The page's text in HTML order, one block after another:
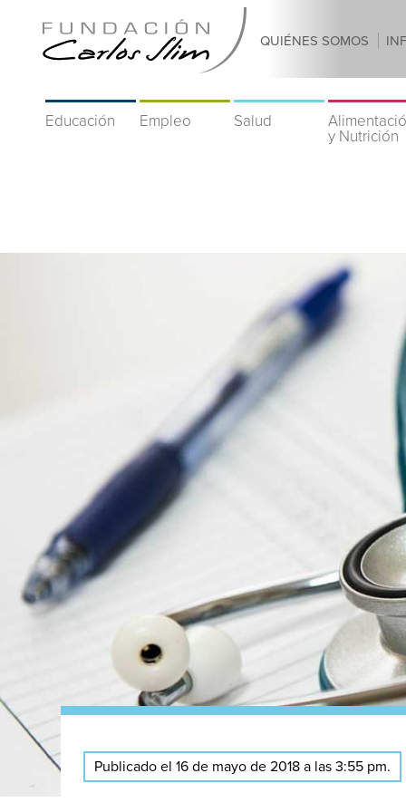
QUIÉNES SOMOS
Educación Empleo Salud
y Nutrición
Publicado el 16 de mayo de 2018 a las 3:55 pm.